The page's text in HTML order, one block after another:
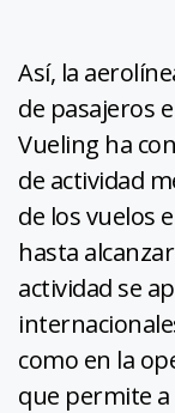
Así, la
de pasajeros
Vueling ha
de actividad
de los vuelos
hasta
actividad se
como en la
que permite